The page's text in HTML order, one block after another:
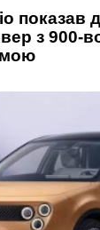
показав
з 900-